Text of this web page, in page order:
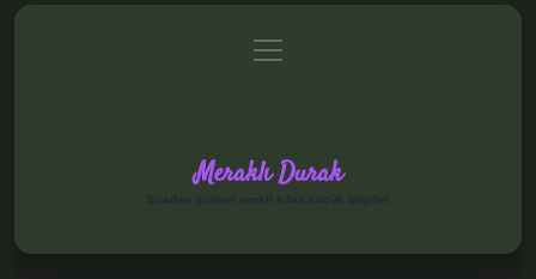
Gizlilik Politikası
menüyü
aç
Meraklı Durak